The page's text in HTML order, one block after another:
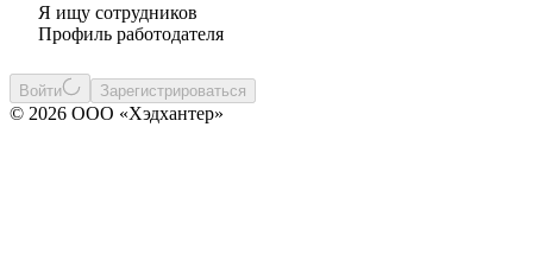
Я ищу сотрудников
Профиль работодателя
Войти Зарегистрироваться
© 2026 ООО «Хэдхантер»